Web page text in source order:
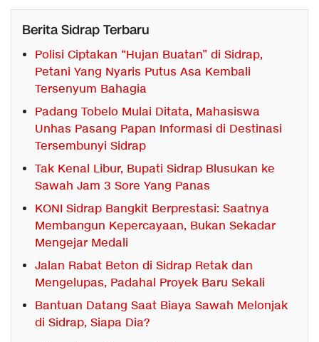
Berita Sidrap Terbaru
Polisi Ciptakan “Hujan Buatan” di Sidrap,
Petani Yang Nyaris Putus Asa Kembali
Tersenyum Bahagia
Padang Tobelo Mulai Ditata, Mahasiswa
Unhas Pasang Papan Informasi di Destinasi
Tersembunyi Sidrap
Tak Kenal Libur, Bupati Sidrap Blusukan ke
Sawah Jam 3 Sore Yang Panas
KONI Sidrap Bangkit Berprestasi: Saatnya
Membangun Kepercayaan, Bukan Sekadar
Mengejar Medali
Jalan Rabat Beton di Sidrap Retak dan
Mengelupas, Padahal Proyek Baru Sekali
Bantuan Datang Saat Biaya Sawah Melonjak
di Sidrap, Siapa Dia?